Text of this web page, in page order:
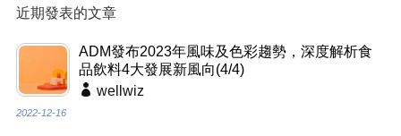
近期發表的文章
ADM發布2023年風味及色彩趨勢，深度解析食
品飲料4大發展新風向(4/4)
wellwiz
2022-12-16